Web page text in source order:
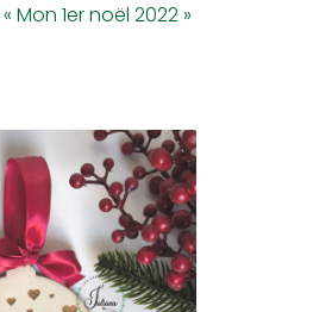
Mon 1er noël 2022 »